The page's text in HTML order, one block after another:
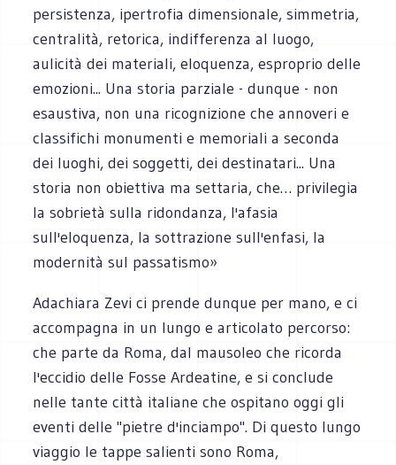
persistenza, ipertrofia dimensionale, simmetria,
centralità, retorica, indifferenza al luogo,
aulicità dei materiali, eloquenza, esproprio delle
emozioni... Una storia parziale - dunque - non
esaustiva, non una ricognizione che annoveri e
classifichi monumenti e memoriali a seconda
dei luoghi, dei soggetti, dei destinatari... Una
storia non obiettiva ma settaria, che… privilegia
la sobrietà sulla ridondanza, l'afasia
sull'eloquenza, la sottrazione sull'enfasi, la
modernità sul passatismo»
Adachiara Zevi ci prende dunque per mano, e ci
accompagna in un lungo e articolato percorso:
che parte da Roma, dal mausoleo che ricorda
l'eccidio delle Fosse Ardeatine, e si conclude
nelle tante città italiane che ospitano oggi gli
eventi delle "pietre d'inciampo". Di questo lungo
viaggio le tappe salienti sono Roma,